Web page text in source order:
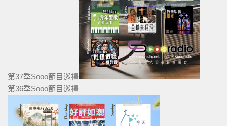
第37季Sooo節目巡禮
第36季Sooo節目巡禮